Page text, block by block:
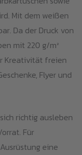
Mit dem weißen
Da der Druck von
mit 220 g/m²
Kreativität freien
Flyer und
richtig ausleben
Für
eine